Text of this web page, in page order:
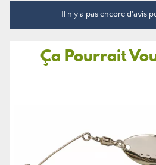
Il n'y a pas encore d'avis
Ça Pourrait